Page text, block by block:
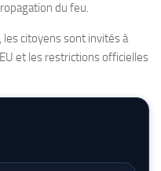
du feu.
les citoyens sont invités à
et les restrictions officielles